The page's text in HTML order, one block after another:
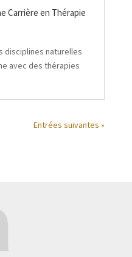
Carrière en Thérapie
disciplines naturelles
avec des thérapies
Entrées suivantes »